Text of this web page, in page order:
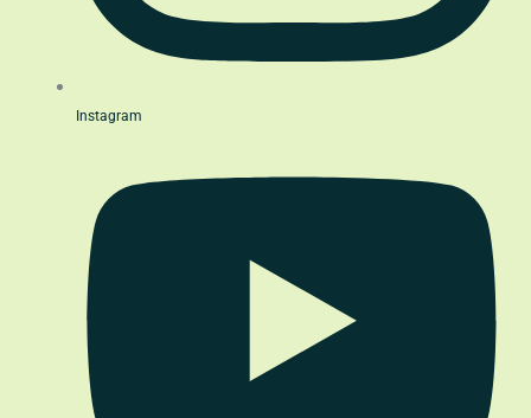
Instagram